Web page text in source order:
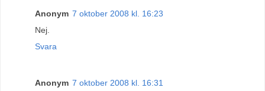
Anonym 7 oktober 2008 kl. 16:23
Nej.
Svara
Anonym 7 oktober 2008 kl. 16:31